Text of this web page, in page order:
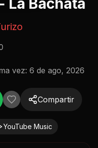
vez: 6 de ago, 2026
Compartir
YouTube Music